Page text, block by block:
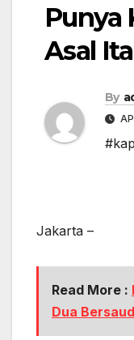
Punya
Asal
By
Jakarta –
Read More :
Dua